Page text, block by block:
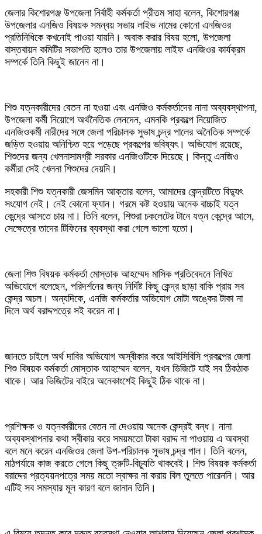
জেলার কিশোরগঞ্জ উপজেলা নির্বাহী কর্মকর্তা প্রীতম সাহা বলেন, কিশোরগঞ্জ
উপজেলার এনজিও বিষয়ক সমন্বয় সভায় লাইভ নামের কোনো এনজিওর
প্রতিনিধিকে কখনোই পাওয়া যায়নি। অবাক করার বিষয় হলো, উপজেলা
বাস্তবায়ন কমিটির সভাপতি হলেও তার উপজেলায় লাইফ এনজিওর কার্যক্রম
সম্পর্কে তিনি কিছুই জানেন না।
শিশু যত্নকারীদের বেতন না হওয়া এবং এনজিও কর্মকর্তাদের নানা অব্যবস্থাপনা,
উপজেলা কর্মী নিয়োগে অর্থনৈতিক লেনদেন, এমনকি প্রকল্পে নিয়োজিত
এনজিওকর্মী নারীদের সঙ্গে জেলা পরিচালক সুভাষ চন্দ্র পালের অনৈতিক সম্পর্কে
জড়িত হওয়ায় অনিশ্চিত হয়ে পড়েছে প্রকল্পের ভবিষ্যৎ। অভিযোগ রয়েছে,
শিশুদের জন্য খেলনাসামগ্রী সরকার এনজিওটিকে দিয়েছে। কিন্তু এনজিও
কর্মীরা সেই খেলনা শিশুদের দেয়নি।
সহকারী শিশু যত্নকারী জেসমিন আক্তার বলেন, আমাদের কেন্দ্রটিতে বিদ্যুৎ
সংযোগ নেই। নেই কোনো ফ্যান। গরমে কষ্ট হওয়ায় অনেক বাচ্চাই যত্ন
কেন্দ্রে আসতে চায় না। তিনি বলেন, শিশুরা চকলেটের টানে যত্ন কেন্দ্রে আসে,
সেক্ষেত্রে তাদের টিফিনের ব্যবস্থা করা গেলে ভালো হতো।
জেলা শিশু বিষয়ক কর্মকর্তা মোস্তাক আহম্মেদ মাসিক প্রতিবেদনে লিখিত
অভিযোগে বলেছেন, পরিদর্শনের জন্য নির্দিষ্ট কিছু কেন্দ্র ছাড়া বাকি প্রায় সব
কেন্দ্র অচল। অন্যদিকে, এনজি কর্মকর্তার অভিযোগ মোটা অঙ্কের টাকা না
দিলে অর্থ বরাদ্দপত্রে সই করেন না।
জানতে চাইলে অর্থ দাবির অভিযোগ অস্বীকার করে আইসিবিসি প্রকল্পের জেলা
শিশু বিষয়ক কর্মকর্তা মোস্তাক আহম্মেদ বলেন, যখন ভিজিটে যাই সব ঠিকঠাক
থাকে। আর ভিজিটের বাইরে অনেকাংশেই কিছুই ঠিক থাকে না।
প্রশিক্ষক ও যত্নকারীদের বেতন না দেওয়ায় অনেক কেন্দ্রই বন্ধ। নানা
অব্যবস্থাপনার কথা স্বীকার করে সময়মতো টাকা বরাদ্দ না পাওয়ায় এ অবস্থা
বলে মনে করেন এনজিওর জেলা উপ-পরিচালক সুভাষ চন্দ্র পাল। তিনি বলেন,
মাঠপর্যায়ে কাজ করতে গেলে কিছু ত্রুটি-বিচ্যুতি থাকবেই। শিশু বিষয়ক কর্মকর্তা
বরাদ্দের প্রত্যয়নপত্রে সময় মতো স্বাক্ষর না করায় বিল তুলতে পারেননি। আর
এটিই সব সমস্যার মূল কারণ বলে জানান তিনি।